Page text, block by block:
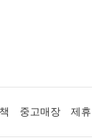
중고매장 제